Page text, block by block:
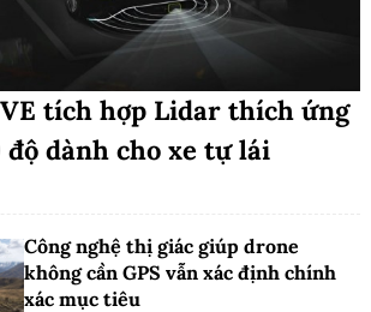
tích hợp Lidar thích ứng
độ dành cho xe tự lái
Công nghệ thị giác giúp drone
không cần GPS vẫn xác định chính
xác mục tiêu